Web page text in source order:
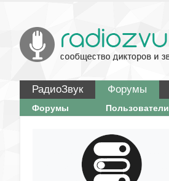
РадиоЗвук Форумы
Форумы Пользователи